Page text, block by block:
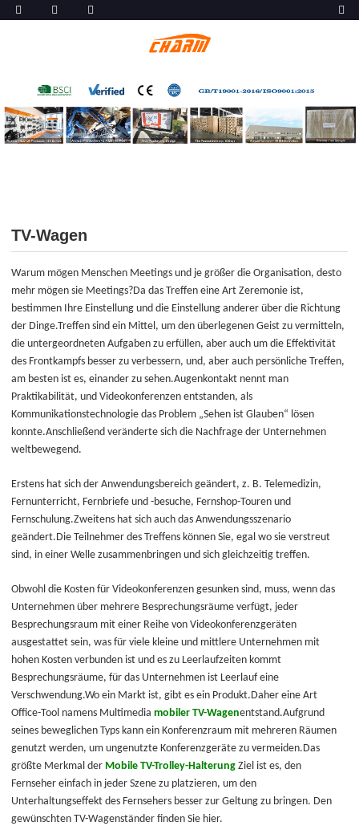
TV-Wagen
Warum mögen Menschen Meetings und je größer die Organisation, desto
mehr mögen sie Meetings?Da das Treffen eine Art Zeremonie ist,
bestimmen Ihre Einstellung und die Einstellung anderer über die Richtung
der Dinge.Treffen sind ein Mittel, um den überlegenen Geist zu vermitteln,
die untergeordneten Aufgaben zu erfüllen, aber auch um die Effektivität
des Frontkampfs besser zu verbessern, und, aber auch persönliche Treffen,
am besten ist es, einander zu sehen.Augenkontakt nennt man
Praktikabilität, und Videokonferenzen entstanden, als
Kommunikationstechnologie das Problem „Sehen ist Glauben“ lösen
konnte.Anschließend veränderte sich die Nachfrage der Unternehmen
weltbewegend.
Erstens hat sich der Anwendungsbereich geändert, z. B. Telemedizin,
Fernunterricht, Fernbriefe und -besuche, Fernshop-Touren und
Fernschulung.Zweitens hat sich auch das Anwendungsszenario
geändert.Die Teilnehmer des Treffens können Sie, egal wo sie verstreut
sind, in einer Welle zusammenbringen und sich gleichzeitig treffen.
Obwohl die Kosten für Videokonferenzen gesunken sind, muss, wenn das
Unternehmen über mehrere Besprechungsräume verfügt, jeder
Besprechungsraum mit einer Reihe von Videokonferenzgeräten
ausgestattet sein, was für viele kleine und mittlere Unternehmen mit
hohen Kosten verbunden ist und es zu Leerlaufzeiten kommt
Besprechungsräume, für das Unternehmen ist Leerlauf eine
Verschwendung.Wo ein Markt ist, gibt es ein Produkt.Daher eine Art
Office-Tool namens Multimedia mobiler TV-Wagenentstand.Aufgrund
seines beweglichen Typs kann ein Konferenzraum mit mehreren Räumen
genutzt werden, um ungenutzte Konferenzgeräte zu vermeiden.Das
größte Merkmal der Mobile TV-Trolley-Halterung Ziel ist es, den
Fernseher einfach in jeder Szene zu platzieren, um den
Unterhaltungseffekt des Fernsehers besser zur Geltung zu bringen. Den
gewünschten TV-Wagenständer finden Sie hier.